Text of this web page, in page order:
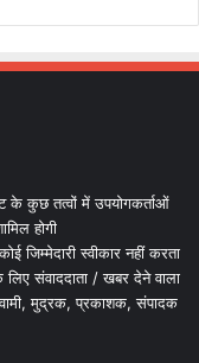
के कुछ तत्वों में उपयोगकर्ताओं
होगी
जिम्मेदारी स्वीकार नहीं करता
संवाददाता / खबर देने वाला
मुद्रक, प्रकाशक, संपादक